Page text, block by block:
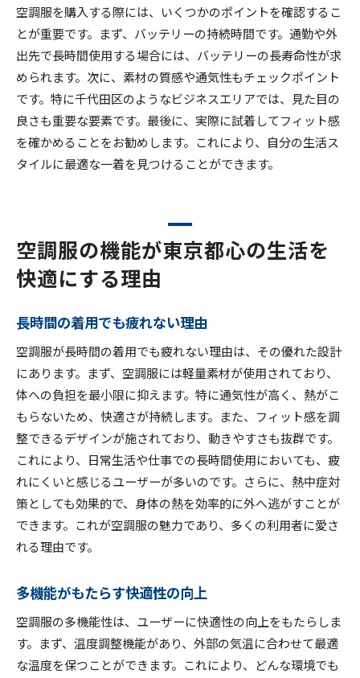
空調服を購入する際には、いくつかのポイントを確認するこ
とが重要です。まず、バッテリーの持続時間です。通勤や外
出先で長時間使用する場合には、バッテリーの長寿命性が求
められます。次に、素材の質感や通気性もチェックポイント
です。特に千代田区のようなビジネスエリアでは、見た目の
良さも重要な要素です。最後に、実際に試着してフィット感
を確かめることをお勧めします。これにより、自分の生活ス
タイルに最適な一着を見つけることができます。
空調服の機能が東京都心の生活を
快適にする理由
長時間の着用でも疲れない理由
空調服が長時間の着用でも疲れない理由は、その優れた設計
にあります。まず、空調服には軽量素材が使用されており、
体への負担を最小限に抑えます。特に通気性が高く、熱がこ
もらないため、快適さが持続します。また、フィット感を調
整できるデザインが施されており、動きやすさも抜群です。
これにより、日常生活や仕事での長時間使用においても、疲
れにくいと感じるユーザーが多いのです。さらに、熱中症対
策としても効果的で、身体の熱を効率的に外へ逃がすことが
できます。これが空調服の魅力であり、多くの利用者に愛さ
れる理由です。
多機能がもたらす快適性の向上
空調服の多機能性は、ユーザーに快適性の向上をもたらしま
す。まず、温度調整機能があり、外部の気温に合わせて最適
な温度を保つことができます。これにより、どんな環境でも